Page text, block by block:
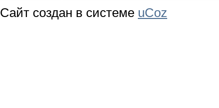
Сайт создан в системе uCoz